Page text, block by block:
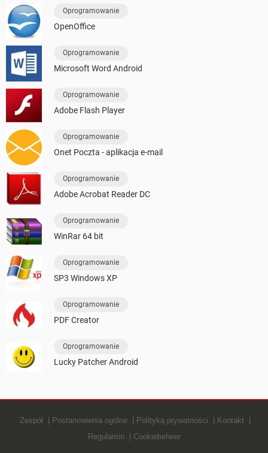
Oprogramowanie
OpenOffice
Oprogramowanie
Microsoft Word Android
Oprogramowanie
Adobe Flash Player
Oprogramowanie
Onet Poczta - aplikacja e-mail
Oprogramowanie
Adobe Acrobat Reader DC
Oprogramowanie
WinRar 64 bit
Oprogramowanie
SP3 Windows XP
Oprogramowanie
PDF Creator
Oprogramowanie
Lucky Patcher Android
Zespół Postanowienia ogólne Polityką prywatności
Kontakt
Regulamin
Cookiebeheer